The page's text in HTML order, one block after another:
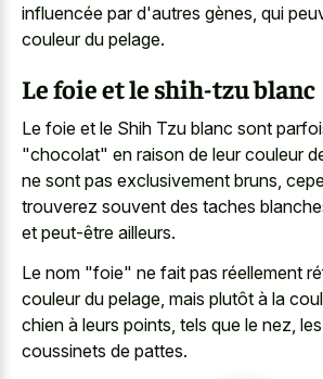
influencée par d'autres gènes, qui
couleur du pelage.
Le foie et le shih-tzu blanc
Le foie et le Shih Tzu blanc sont
"chocolat" en raison de leur couleur
ne sont pas exclusivement bruns,
trouverez souvent des taches
et peut-être ailleurs.
Le nom "foie" ne fait pas réellement
couleur du pelage, mais plutôt à la
chien à leurs points, tels que le nez,
coussinets de pattes.